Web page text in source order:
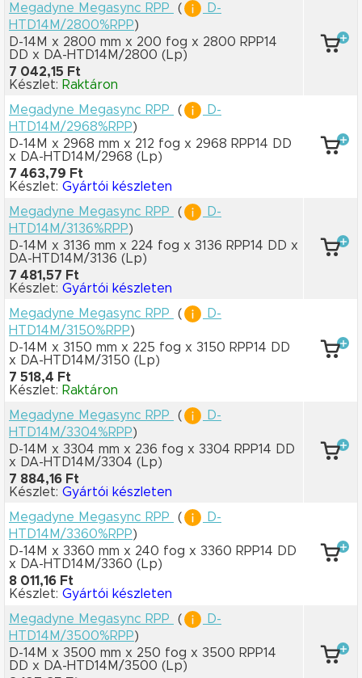
Megadyne Megasync RPP
(
D-
HTD14M/2800%RPP)
D-14M x 2800 mm x 200 fog x 2800 RPP14
DD x DA-HTD14M/2800 (Lp)
7 042,15 Ft
Készlet: Raktáron
Megadyne Megasync RPP
(
D-
HTD14M/2968%RPP)
D-14M x 2968 mm x 212 fog x 2968 RPP14 DD
x DA-HTD14M/2968 (Lp)
7 463,79 Ft
Készlet: Gyártói készleten
Megadyne Megasync RPP
(
D-
HTD14M/3136%RPP)
D-14M x 3136 mm x 224 fog x 3136 RPP14 DD x
DA-HTD14M/3136 (Lp)
7 481,57 Ft
Készlet: Gyártói készleten
Megadyne Megasync RPP
(
D-
HTD14M/3150%RPP)
D-14M x 3150 mm x 225 fog x 3150 RPP14 DD
x DA-HTD14M/3150 (Lp)
7 518,4 Ft
Készlet: Raktáron
Megadyne Megasync RPP
(
D-
HTD14M/3304%RPP)
D-14M x 3304 mm x 236 fog x 3304 RPP14 DD
x DA-HTD14M/3304 (Lp)
7 884,16 Ft
Készlet: Gyártói készleten
Megadyne Megasync RPP
(
D-
HTD14M/3360%RPP)
D-14M x 3360 mm x 240 fog x 3360 RPP14 DD
x DA-HTD14M/3360 (Lp)
8 011,16 Ft
Készlet: Gyártói készleten
Megadyne Megasync RPP
(
D-
HTD14M/3500%RPP)
D-14M x 3500 mm x 250 fog x 3500 RPP14
DD x DA-HTD14M/3500 (Lp)